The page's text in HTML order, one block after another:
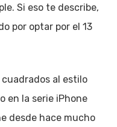
Si eso te describe,
por optar por el 13
al estilo
en la serie iPhone
desde hace mucho